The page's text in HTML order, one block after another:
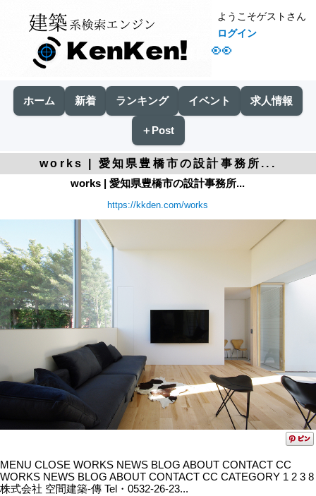
👀
ようこそゲストさん
ログイン
ホーム 新着 ランキング イベント 求人情報
＋Post
works | 愛知県豊橋市の設計事務所...
works | 愛知県豊橋市の設計事務所...
https://kkden.com/works
MENU CLOSE WORKS NEWS BLOG ABOUT CONTACT CC
WORKS NEWS BLOG ABOUT CONTACT CC CATEGORY 1 2 3 8
株式会社 空間建築-傳 Tel・0532-26-23...